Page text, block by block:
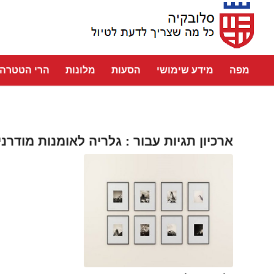
מפה מידע שימושי הסעות מלונות הרי הטטרה
ארכיון תגיות עבור : גלריה לאומנות